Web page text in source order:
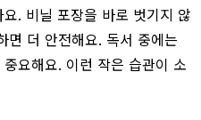
. 비닐 포장을 바로 벗기지 않
면 더 안전해요. 독서 중에는
요해요. 이런 작은 습관이 소